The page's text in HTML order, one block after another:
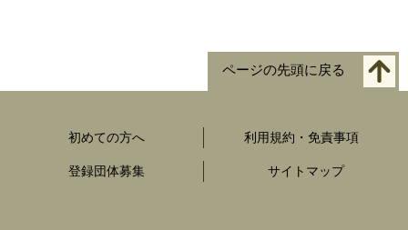
ページの先頭に戻る
初めての方へ 利用規約・免責事項
登録団体募集 サイトマップ